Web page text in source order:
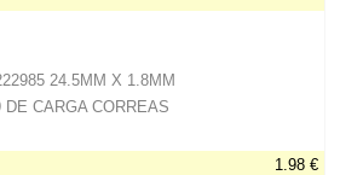
24.5MM X 1.8MM
DE CARGA CORREAS
1.98 €